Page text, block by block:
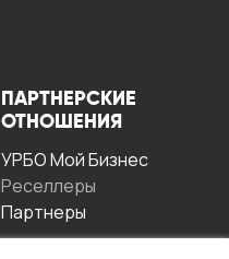
ПАРТНЕРСКИЕ
ОТНОШЕНИЯ
УРБО Мой Бизнес
Реселлеры
Партнеры